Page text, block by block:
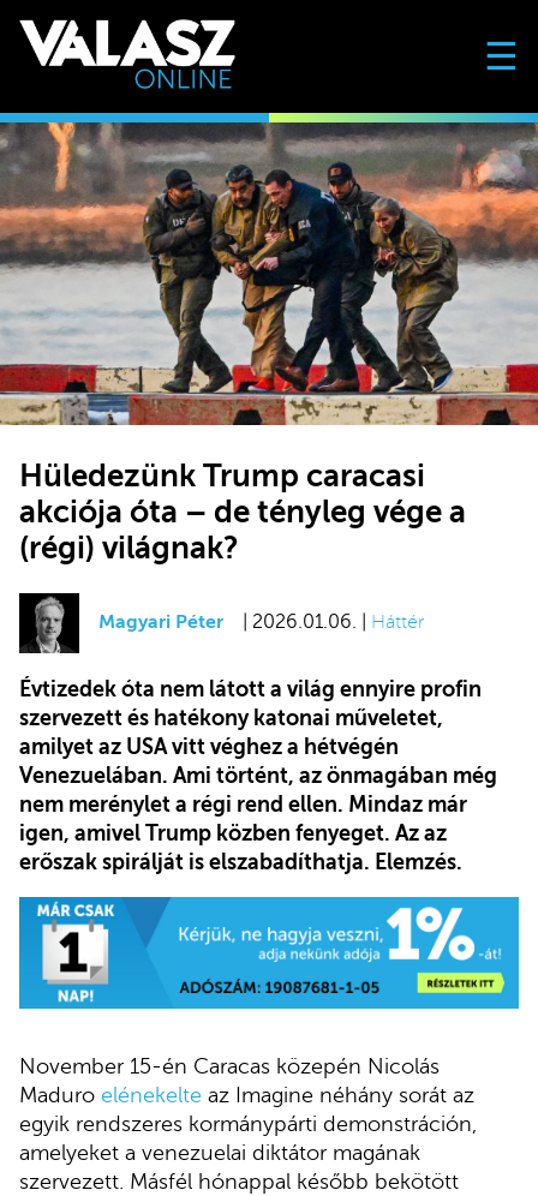
☰
Hüledezünk Trump caracasi
akciója óta – de tényleg vége a
(régi) világnak?
Magyari Péter | 2026.01.06. | Háttér
Évtizedek óta nem látott a világ ennyire profin
szervezett és hatékony katonai műveletet,
amilyet az USA vitt véghez a hétvégén
Venezuelában. Ami történt, az önmagában még
nem merénylet a régi rend ellen. Mindaz már
igen, amivel Trump közben fenyeget. Az az
erőszak spirálját is elszabadíthatja. Elemzés.
November 15-én Caracas közepén Nicolás
Maduro elénekelte az Imagine néhány sorát az
egyik rendszeres kormánypárti demonstráción,
amelyeket a venezuelai diktátor magának
szervezett. Másfél hónappal később bekötött